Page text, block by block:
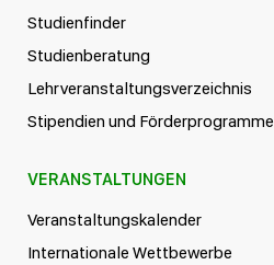
Studienfinder
Studienberatung
Lehrveranstaltungsverzeichnis
Stipendien und Förderprogramme
VERANSTALTUNGEN
Veranstaltungskalender
Internationale Wettbewerbe